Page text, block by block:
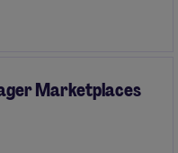
Marketplaces